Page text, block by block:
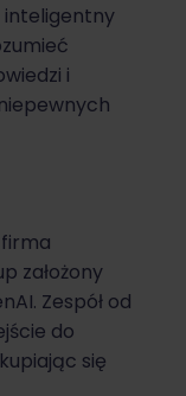
inteligentny
i
założony
Zespół od
do
się